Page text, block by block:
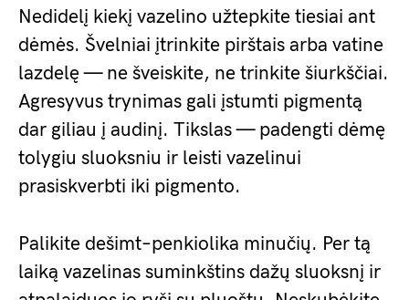
Nedidelį kiekį vazelino užtepkite tiesiai ant
dėmės. Švelniai įtrinkite pirštais arba vatine
lazdelę — ne šveiskite, ne trinkite šiurkščiai.
Agresyvus trynimas gali įstumti pigmentą
dar giliau į audinį. Tikslas — padengti dėmę
tolygiu sluoksniu ir leisti vazelinui
prasiskverbti iki pigmento.
Palikite dešimt–penkiolika minučių. Per tą
laiką vazelinas suminkštins dažų sluoksnį ir